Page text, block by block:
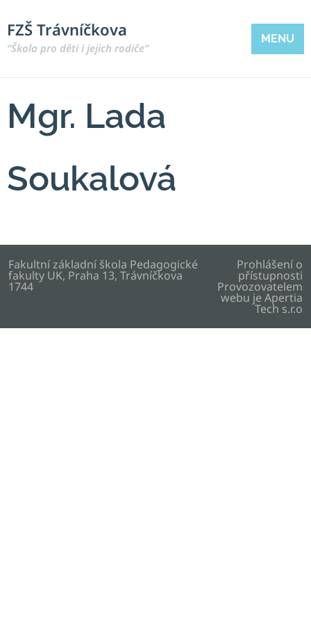
FZŠ Trávníčkova
“Škola pro děti i jejich rodiče“
MENU
Mgr. Lada
Soukalová
Fakultní základní škola Pedagogické
fakulty UK, Praha 13, Trávníčkova
1744
Prohlášení o
přístupnosti
Provozovatelem
webu je Apertia
Tech s.r.o